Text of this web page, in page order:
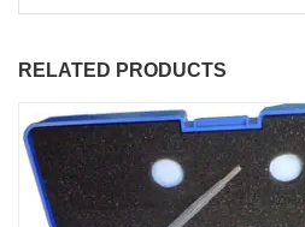
RELATED PRODUCTS